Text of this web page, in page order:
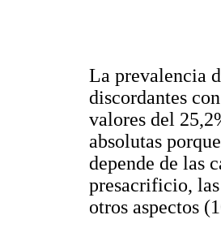
La prevalencia
discordantes
valores del
absolutas
depende de las
presacrificio,
otros aspectos